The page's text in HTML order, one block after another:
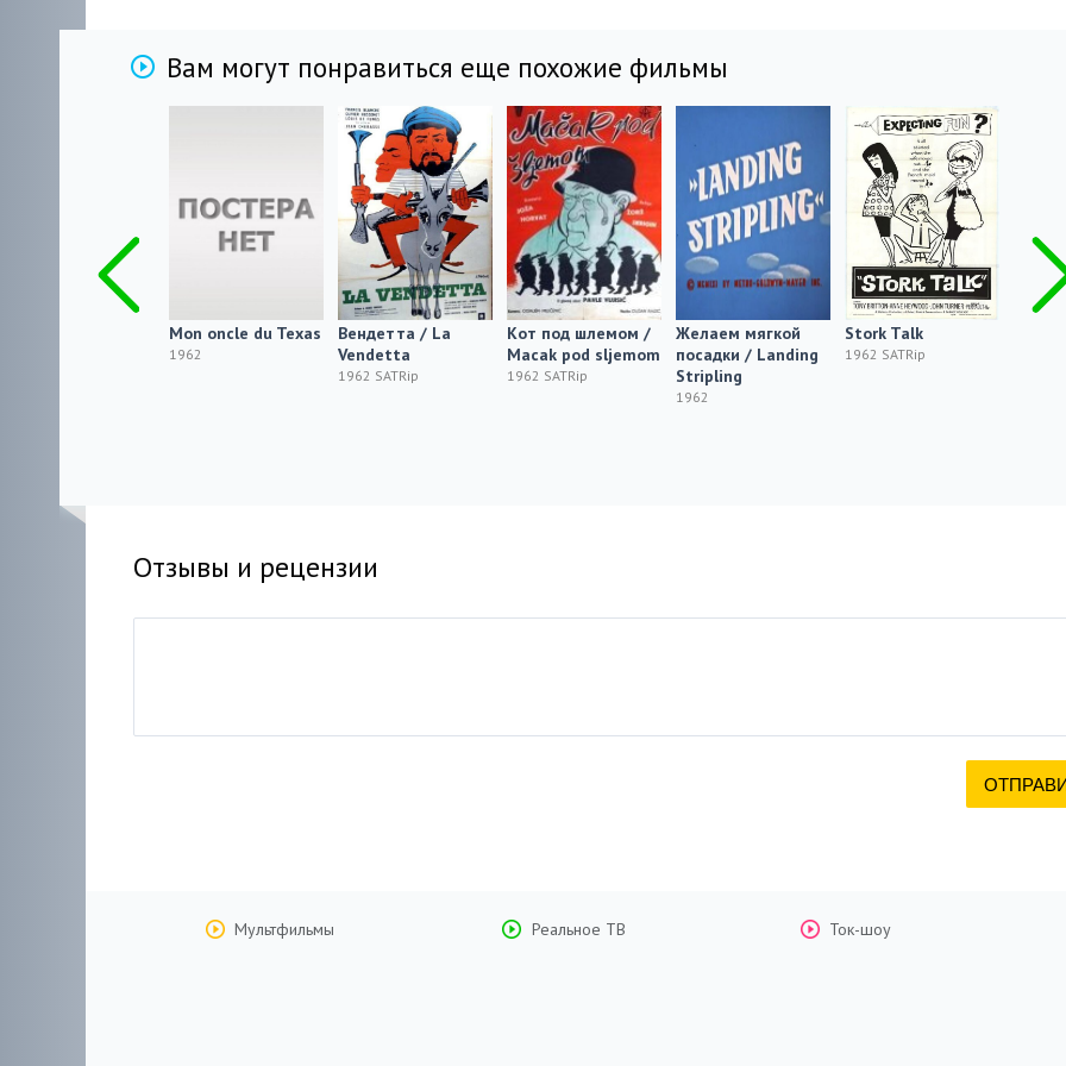
Вам могут понравиться еще похожие фильмы
Mon oncle du Texas
1962
Вендетта / La
Vendetta
1962 SATRip
Кот под шлемом /
Macak pod sljemom
1962 SATRip
Желаем мягкой
посадки / Landing
Stripling
1962
Stork Talk
1962 SATRip
Отзывы и рецензии
Мультфильмы Реальное ТВ Ток-шоу